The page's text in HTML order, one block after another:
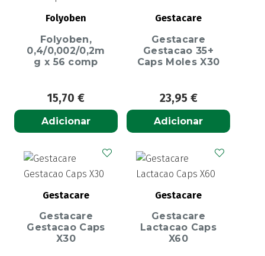
Folyoben
Folyoben,
0,4/0,002/0,2m
g x 56 comp
15,70 €
Adicionar
Gestacare
Gestacare
Gestacao 35+
Caps Moles X30
23,95 €
Adicionar
Gestacare
Gestacare
Gestacao Caps
X30
Gestacare
Gestacare
Lactacao Caps
X60